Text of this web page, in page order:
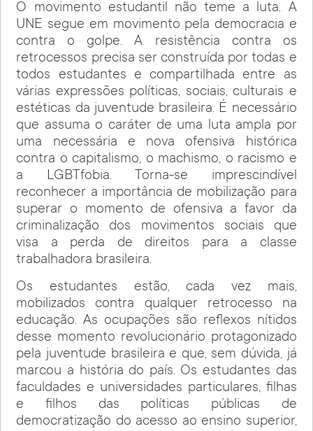
O movimento estudantil não teme a luta. A
UNE segue em movimento pela democracia e
contra o golpe. A resistência contra os
retrocessos precisa ser construída por todas e
todos estudantes e compartilhada entre as
várias expressões políticas, sociais, culturais e
estéticas da juventude brasileira. É necessário
que assuma o caráter de uma luta ampla por
uma necessária e nova ofensiva histórica
contra o capitalismo, o machismo, o racismo e
a LGBTfobia. Torna-se imprescindível
reconhecer a importância de mobilização para
superar o momento de ofensiva a favor da
criminalização dos movimentos sociais que
visa a perda de direitos para a classe
trabalhadora brasileira.
Os estudantes estão, cada vez mais,
mobilizados contra qualquer retrocesso na
educação. As ocupações são reflexos nítidos
desse momento revolucionário protagonizado
pela juventude brasileira e que, sem dúvida, já
marcou a história do país. Os estudantes das
faculdades e universidades particulares, filhas
e filhos das políticas públicas de
democratização do acesso ao ensino superior,